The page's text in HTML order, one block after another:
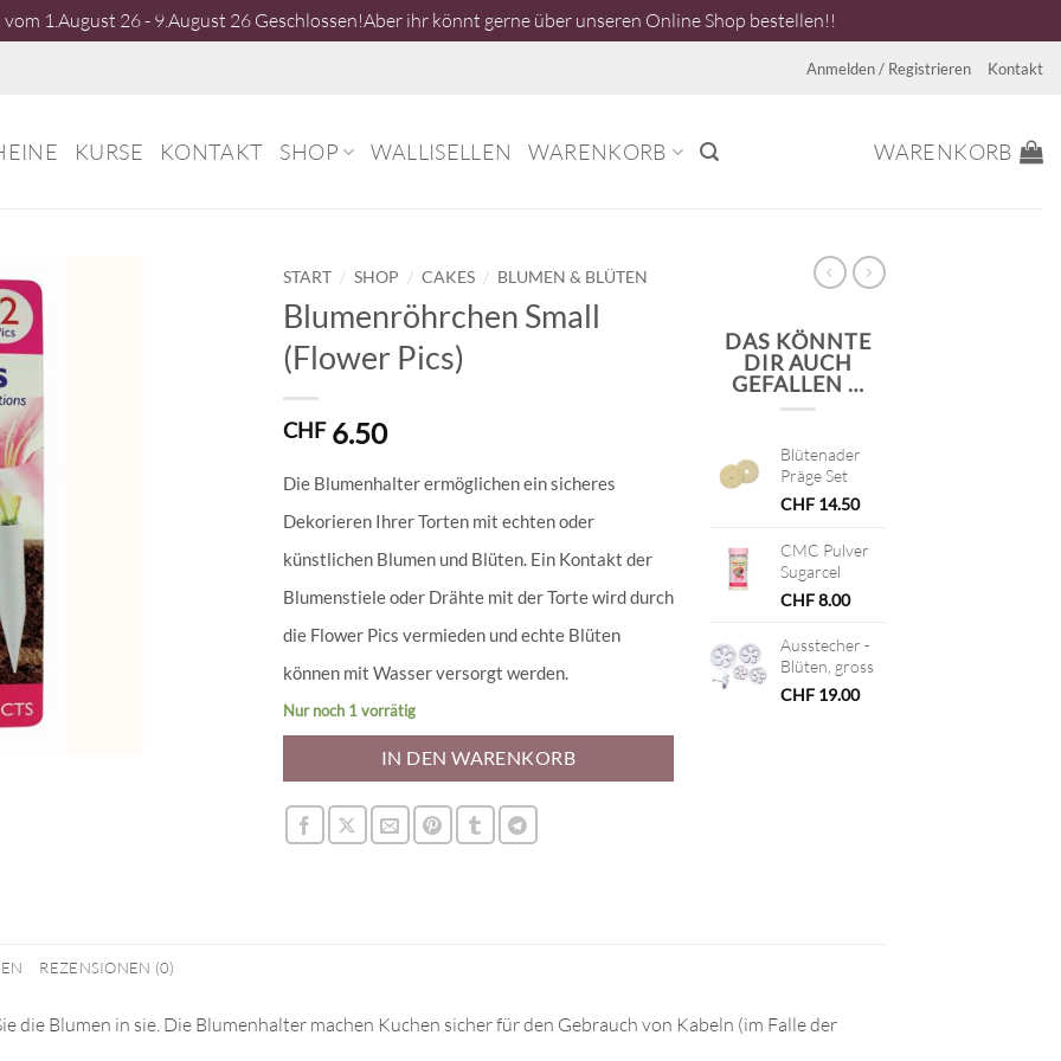
1.August 26 - 9.August 26 Geschlossen!Aber ihr könnt gerne über unseren Online Shop bestellen!!
Anmelden / Registrieren Kontakt
KURSE KONTAKT SHOP WALLISELLEN WARENKORB WARENKORB
START / SHOP / CAKES / BLUMEN & BLÜTEN
Blumenröhrchen Small
(Flower Pics)
CHF6.50
Die Blumenhalter ermöglichen ein sicheres
Dekorieren Ihrer Torten mit echten oder
künstlichen Blumen und Blüten. Ein Kontakt der
Blumenstiele oder Drähte mit der Torte wird durch
die Flower Pics vermieden und echte Blüten
können mit Wasser versorgt werden.
Nur noch 1 vorrätig
IN DEN WARENKORB
DAS KÖNNTE
DIR AUCH
GEFALLEN …
Blütenader
Präge Set
CHF 14.50
CMC Pulver
Sugarcel
CHF8.00
Ausstecher -
Blüten, gross
CHF 19.00
REZENSIONEN (0)
die Blumen in sie. Die Blumenhalter machen Kuchen sicher für den Gebrauch von Kabeln (im Falle der